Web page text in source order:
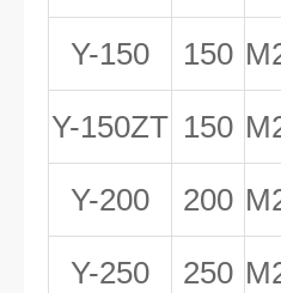
Y-150 150
Y-150ZT 150
Y-200 200
Y-250 250